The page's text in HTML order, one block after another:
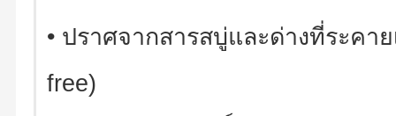
• ปราศจากสารสบู่และด่างที่ระคา
free)